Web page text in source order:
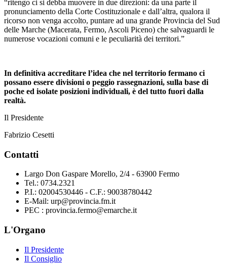
“ritengo ci si debba muovere in due direzioni: da una parte il
pronunciamento della Corte Costituzionale e dall’altra, qualora il
ricorso non venga accolto, puntare ad una grande Provincia del Sud
delle Marche (Macerata, Fermo, Ascoli Piceno) che salvaguardi le
numerose vocazioni comuni e le peculiarità dei territori.”
In definitiva accreditare l’idea che nel territorio fermano ci
possano essere divisioni o peggio rassegnazioni, sulla base di
poche ed isolate posizioni individuali, è del tutto fuori dalla
realtà.
Il Presidente
Fabrizio Cesetti
Contatti
Largo Don Gaspare Morello, 2/4 - 63900 Fermo
Tel.: 0734.2321
P.I.: 02004530446 - C.F.: 90038780442
E-Mail: urp@provincia.fm.it
PEC : provincia.fermo@emarche.it
L'Organo
Il Presidente
Il Consiglio